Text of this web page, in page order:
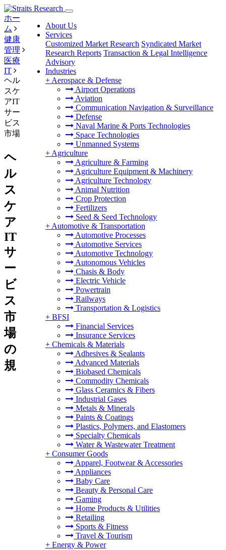
About Us
Services
Customized Market Research Syndicated Market
Research Reports Transaction & Legal Intelligence
Advisory
Industries
+ Aerospace & Defense
Airport Operations
Aviation
Communication Navigation & Surveillance
Defense
Naval Marine & Ports Technologies
Space Technologies
Unmanned Systems
+ Agriculture
Agriculture & Farming
Agriculture Equipment & Machinery
Agriculture Technology
Animal Nutrition
Crop Protection
Fertilizers
Seed & Seed Technology
+ Automotive & Transportation
Automotive Processes
Automotive Services
Automotive Technology
Autonomous Vehicles
Chasis & Body
Electric Vehicle
Powertrain
Railways
Transportation & Logistics
+ BFSI
Financial Services
Insurance Services
+ Chemicals & Materials
Adhesives & Sealants
Advanced Materials
Biobased Chemicals
Commodity Chemicals
Glass Ceramics & Fibers
Industrial Gases
Metals & Minerals
Paints & Coatings
Plastics, Polymers, and Elastomers
Specialty Chemicals
Water & Wastewater Treatment
+ Consumer Goods
Apparel, Footwear & Accessories
Appliances
Baby Care
Beauty & Personal Care
Gaming
Home Products & Utilities
Retailing
Sports & Fitness
Travel & Tourism
+ Energy & Power
ホー
ム
健康
管理
医療
IT
ヘル
スケ
アIT
サー
ビス
市場
ヘ
ル
ス
ケ
ア
IT
サ
ー
ビ
ス
市
場
の
規